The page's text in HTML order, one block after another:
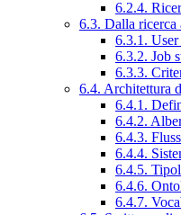
6.2.4.
6.3. Dalla ricerca
6.3.1.
6.3.2. Job
6.3.3.
6.4. Architettura
6.4.1.
6.4.2.
6.4.3.
6.4.4.
6.4.5.
6.4.6.
6.4.7.